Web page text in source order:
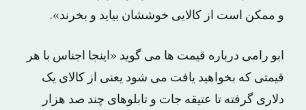
و ممکن است از کالایی خوششان بیاید و بخرند».
ابو رامی درباره قیمت ها می گوید «اینجا اجناس با هر
قیمتی که بخواهید یافت می شود یعنی از کالای یک
دلاری گرفته تا عتیقه جات و تابلوهای چند صد هزار